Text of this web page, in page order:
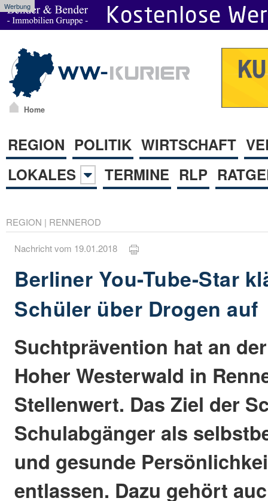
Werbung
Home
REGION POLITIK WIRTSCHAFT
LOKALES
TERMINE RLP
REGION | RENNEROD
Nachricht vom 19.01.2018
Berliner You-Tube-Star
Schüler über Drogen auf
Suchtprävention hat an
Hoher Westerwald in
Stellenwert. Das Ziel der
Schulabgänger als
und gesunde
entlassen. Dazu gehört